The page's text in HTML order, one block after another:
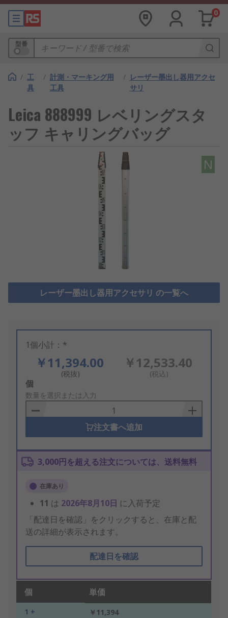
0
型番
/ 工
具
/ 計測・マーキング用
工具
/ レーザー墨出し器用アクセ
サリ
Leica 888999 レベリングスタ
ッフ キャリングバッグ
N
レーザー墨出し器用アクセサリ の一覧へ
1個小計：*
￥11,394.00
(税抜)
￥12,533.40
(税込)
Add
to
Basket
個
数量を選択または入力
注文書へ追加
3,000円を超える注文については、送料無料
在庫あり
11 は 2026年8月10日 に入荷予定
「配達日を確認」をクリックすると、在庫と配
送の詳細が表示されます。
配達日を確認
個 単価
1 + ￥11,394